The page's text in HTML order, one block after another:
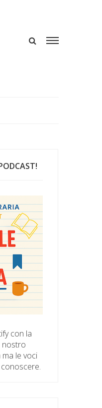
con la
nostro
le voci